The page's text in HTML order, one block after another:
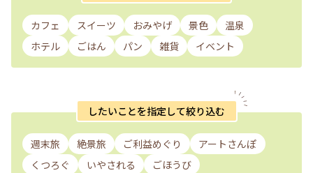
カフェ スイーツ おみやげ 景色
温泉
ホテル
ごはん パン 雑貨 イベント
したいことを指定して絞り込む
週末旅 絶景旅 ご利益めぐり
アートさんぽ
くつろぐ
いやされる ごほうび